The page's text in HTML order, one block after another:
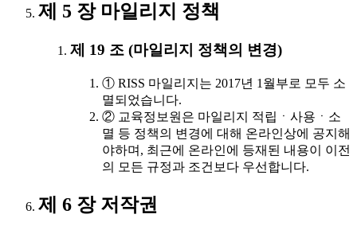
제 5 장 마일리지 정책
제 19 조 (마일리지 정책의 변경)
① RISS 마일리지는 2017년 1월부로 모두 소
멸되었습니다.
② 교육정보원은 마일리지 적립ㆍ사용ㆍ소
멸 등 정책의 변경에 대해 온라인상에 공지해
야하며, 최근에 온라인에 등재된 내용이 이전
의 모든 규정과 조건보다 우선합니다.
제 6 장 저작권